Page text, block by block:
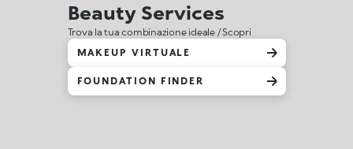
Beauty Services
Trova la tua combinazione ideale / Scopri
MAKEUP VIRTUALE
FOUNDATION FINDER